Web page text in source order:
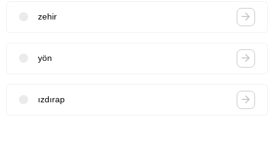
zehir
yön
ızdırap